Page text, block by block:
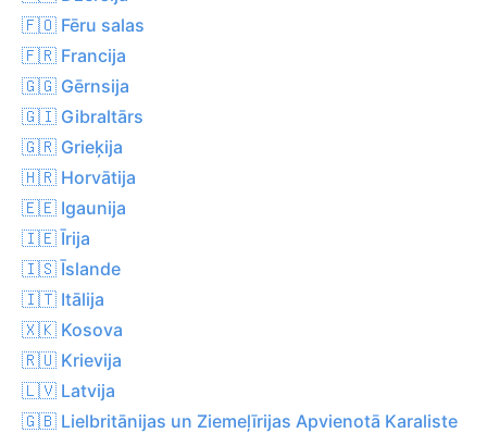
🇫🇴 Fēru salas
🇫🇷 Francija
🇬🇬 Gērnsija
🇬🇮 Gibraltārs
🇬🇷 Grieķija
🇭🇷 Horvātija
🇪🇪 Igaunija
🇮🇪 Īrija
🇮🇸 Īslande
🇮🇹 Itālija
🇽🇰 Kosova
🇷🇺 Krievija
🇱🇻 Latvija
🇬🇧 Lielbritānijas un Ziemeļīrijas Apvienotā Karaliste